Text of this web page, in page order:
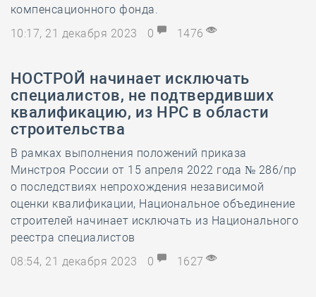
компенсационного фонда.
10:17, 21 декабря 2023
0 1476
НОСТРОЙ начинает исключать
специалистов, не подтвердивших
квалификацию, из НРС в области
строительства
В рамках выполнения положений приказа
Минстроя России от 15 апреля 2022 года № 286/пр
о последствиях непрохождения независимой
оценки квалификации, Национальное объединение
строителей начинает исключать из Национального
реестра специалистов
08:54, 21 декабря 2023
0 1627